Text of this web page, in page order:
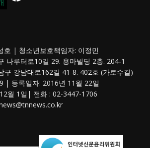
호 | 청소년보호책임자: 이정민
나루터로10길 29. 용마빌딩 2층. 204-1
구 강남대로162길 41-8. 402호 (가로수길)
| 등록일자: 2016년 11월 22일
월 1일| 전화 : 02-3447-1706